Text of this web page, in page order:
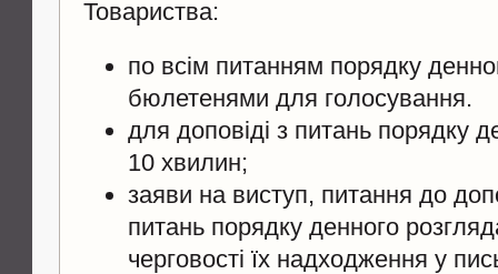
Товариства:
по всім питанням порядку
бюлетенями для голосування.
для доповіді з питань порядку
10 хвилин;
заяви на виступ, питання до
питань порядку денного
черговості їх надходження у